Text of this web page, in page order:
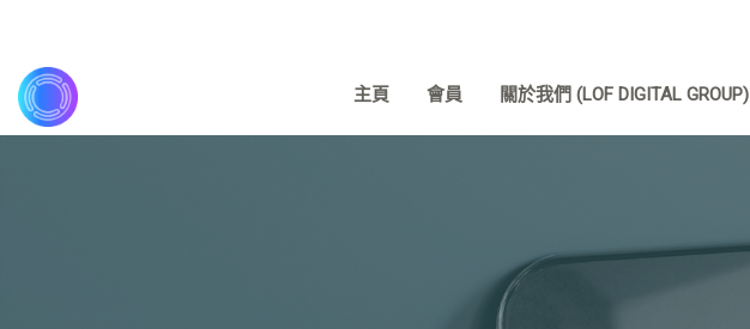
主頁 會員 關於我們 (LOF DIGITAL GROUP)